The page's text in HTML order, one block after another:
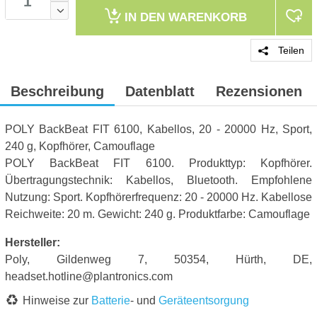
IN DEN WARENKORB
Teilen
Beschreibung Datenblatt Rezensionen
POLY BackBeat FIT 6100, Kabellos, 20 - 20000 Hz, Sport,
240 g, Kopfhörer, Camouflage
POLY BackBeat FIT 6100. Produkttyp: Kopfhörer.
Übertragungstechnik: Kabellos, Bluetooth. Empfohlene
Nutzung: Sport. Kopfhörerfrequenz: 20 - 20000 Hz. Kabellose
Reichweite: 20 m. Gewicht: 240 g. Produktfarbe: Camouflage
Hersteller:
Poly, Gildenweg 7, 50354, Hürth, DE,
headset.hotline@plantronics.com
Hinweise zur Batterie- und Geräteentsorgung